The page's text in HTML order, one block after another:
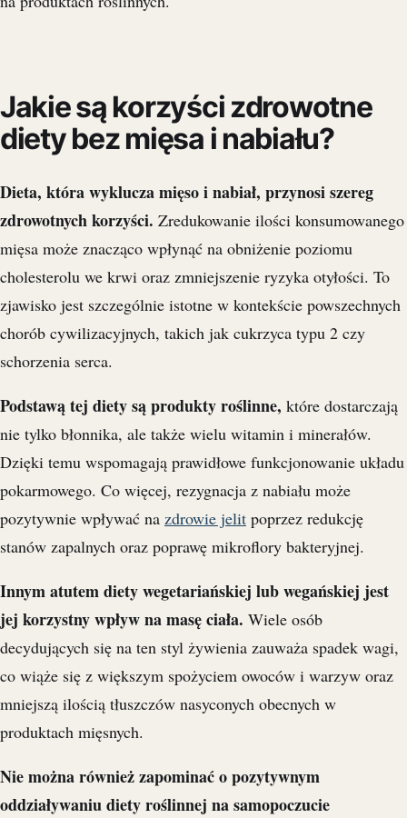
Jakie są korzyści zdrowotne
diety bez mięsa i nabiału?
Dieta, która wyklucza mięso i nabiał, przynosi szereg
zdrowotnych korzyści. Zredukowanie ilości konsumowanego
mięsa może znacząco wpłynąć na obniżenie poziomu
cholesterolu we krwi oraz zmniejszenie ryzyka otyłości. To
zjawisko jest szczególnie istotne w kontekście powszechnych
chorób cywilizacyjnych, takich jak cukrzyca typu 2 czy
schorzenia serca.
Podstawą tej diety są produkty roślinne, które dostarczają
nie tylko błonnika, ale także wielu witamin i minerałów.
Dzięki temu wspomagają prawidłowe funkcjonowanie układu
pokarmowego. Co więcej, rezygnacja z nabiału może
pozytywnie wpływać na zdrowie jelit poprzez redukcję
stanów zapalnych oraz poprawę mikroflory bakteryjnej.
Innym atutem diety wegetariańskiej lub wegańskiej jest
jej korzystny wpływ na masę ciała. Wiele osób
decydujących się na ten styl żywienia zauważa spadek wagi,
co wiąże się z większym spożyciem owoców i warzyw oraz
mniejszą ilością tłuszczów nasyconych obecnych w
produktach mięsnych.
Nie można również zapominać o pozytywnym
oddziaływaniu diety roślinnej na samopoczucie